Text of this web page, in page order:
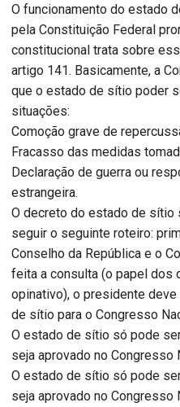
O funcionamento do estado
pela Constituição Federal
constitucional trata sobre
artigo 141. Basicamente, a
que o estado de sítio poder
situações:
Comoção grave de
Fracasso das medidas
Declaração de guerra ou
estrangeira.
O decreto do estado de
seguir o seguinte roteiro:
Conselho da República e o
feita a consulta (o papel dos
opinativo), o presidente
de sítio para o Congresso
O estado de sítio só pode
seja aprovado no Congresso
O estado de sítio só pode
seja aprovado no Congresso